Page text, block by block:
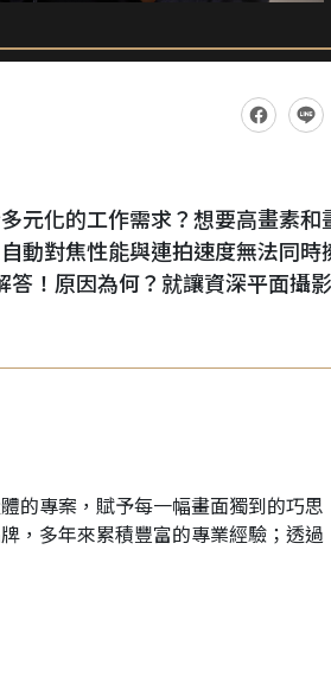
元化的工作需求？想要高畫素和
動對焦性能與連拍速度無法同時
答！原因為何？就讓資深平面攝
的專案，賦予每一幅畫面獨到的巧思
，多年來累積豐富的專業經驗；透過